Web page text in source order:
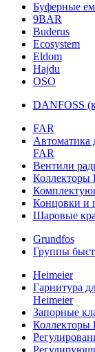
Буферные
9BAR
Buderus
Ecosystem
Eldom
Hajdu
OSO
DANFOSS
FAR
Автоматика
FAR
Вентили
Коллекторы
Концовки и
Шаровые
Grundfos
Группы
Heimeier
Гарнитура
Heimeier
Запорные
Коллекторы